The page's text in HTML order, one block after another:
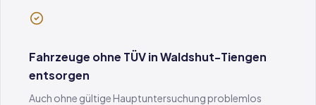
Fahrzeuge ohne TÜV in Waldshut-Tiengen
entsorgen
Auch ohne gültige Hauptuntersuchung problemlos